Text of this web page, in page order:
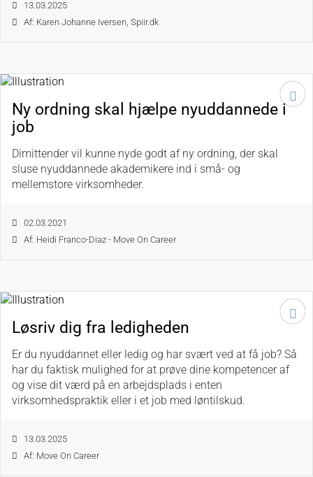
13.03.2025
Af: Karen Johanne Iversen, Spiir.dk
Ny ordning skal hjælpe nyuddannede i
job
Dimittender vil kunne nyde godt af ny ordning, der skal
sluse nyuddannede akademikere ind i små- og
mellemstore virksomheder.
02.03.2021
Af: Heidi Franco-Diaz - Move On Career
Løsriv dig fra ledigheden
Er du nyuddannet eller ledig og har svært ved at få job? Så
har du faktisk mulighed for at prøve dine kompetencer af
og vise dit værd på en arbejdsplads i enten
virksomhedspraktik eller i et job med løntilskud.
13.03.2025
Af: Move On Career